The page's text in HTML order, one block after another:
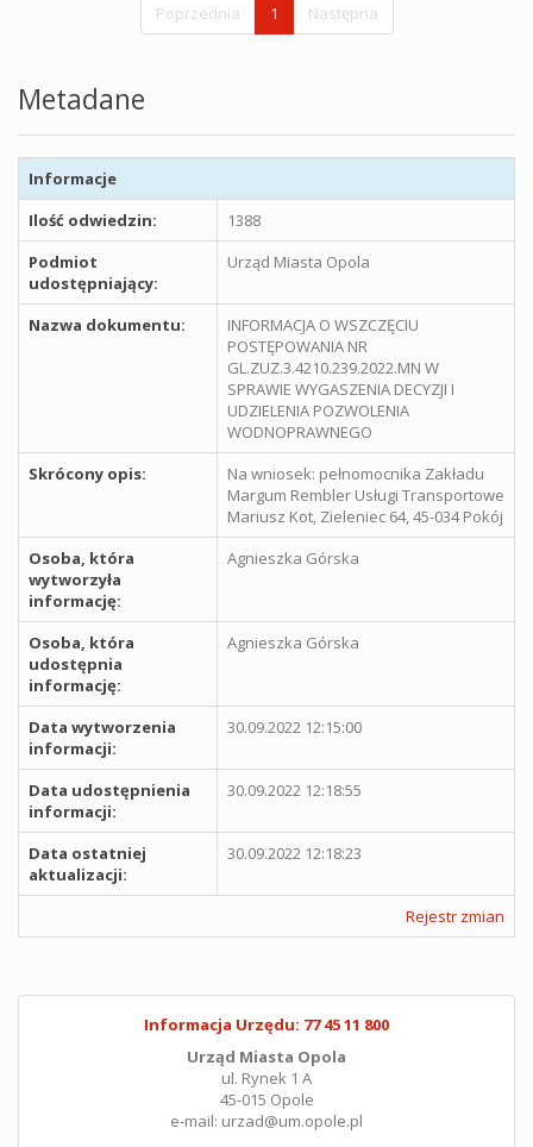
Poprzednia
1 Następna
Metadane
Informacje
Ilość odwiedzin:
1388
Podmiot
udostępniający:
Urząd Miasta Opola
Nazwa dokumentu:
INFORMACJA O WSZCZĘCIU
POSTĘPOWANIA NR
GL.ZUZ.3.4210.239.2022.MN W
SPRAWIE WYGASZENIA DECYZJI I
UDZIELENIA POZWOLENIA
WODNOPRAWNEGO
Skrócony opis:
Na wniosek: pełnomocnika Zakładu
Margum Rembler Usługi Transportowe
Mariusz Kot, Zieleniec 64, 45-034 Pokój
Osoba, która
wytworzyła
informację:
Agnieszka Górska
Osoba, która
udostępnia
informację:
Agnieszka Górska
Data wytworzenia
informacji:
30.09.2022 12:15:00
Data udostępnienia
informacji:
30.09.2022 12:18:55
Data ostatniej
aktualizacji:
30.09.2022 12:18:23
Rejestr zmian
Informacja Urzędu: 77 45 11 800
Urząd Miasta Opola
ul. Rynek 1 A
45-015 Opole
e-mail: urzad@um.opole.pl